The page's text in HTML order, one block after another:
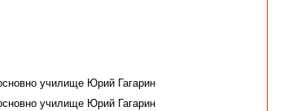
училище Юрий Гагарин
училище Юрий Гагарин